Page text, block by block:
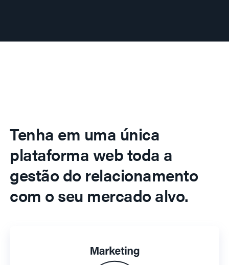
Tenha em uma única
plataforma web toda a
gestão do relacionamento
com o seu mercado alvo.